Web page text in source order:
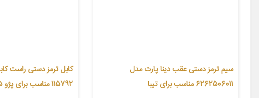
سیم ترمز دستی عقب دینا پارت مدل
6262506011 مناسب برای تیبا
کابل ترمز دستی راست
115792 مناسب برای پژو 405